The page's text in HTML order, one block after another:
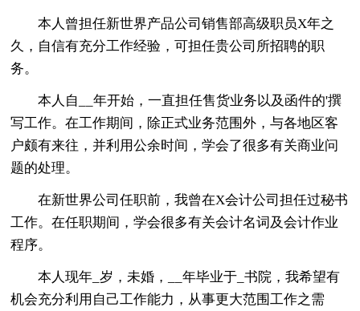
本人曾担任新世界产品公司销售部高级职员X年之
久，自信有充分工作经验，可担任贵公司所招聘的职
务。
本人自__年开始，一直担任售货业务以及函件的'撰
写工作。在工作期间，除正式业务范围外，与各地区客
户颇有来往，并利用公余时间，学会了很多有关商业问
题的处理。
在新世界公司任职前，我曾在X会计公司担任过秘书
工作。在任职期间，学会很多有关会计名词及会计作业
程序。
本人现年_岁，未婚，__年毕业于_书院，我希望有
机会充分利用自己工作能力，从事更大范围工作之需